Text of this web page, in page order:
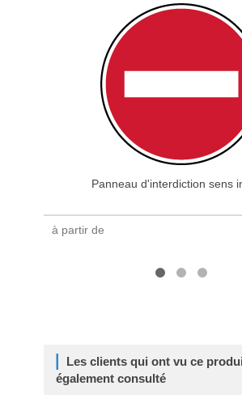
Panneau d'interdiction sens
à partir de
Les clients qui ont vu ce
également consulté